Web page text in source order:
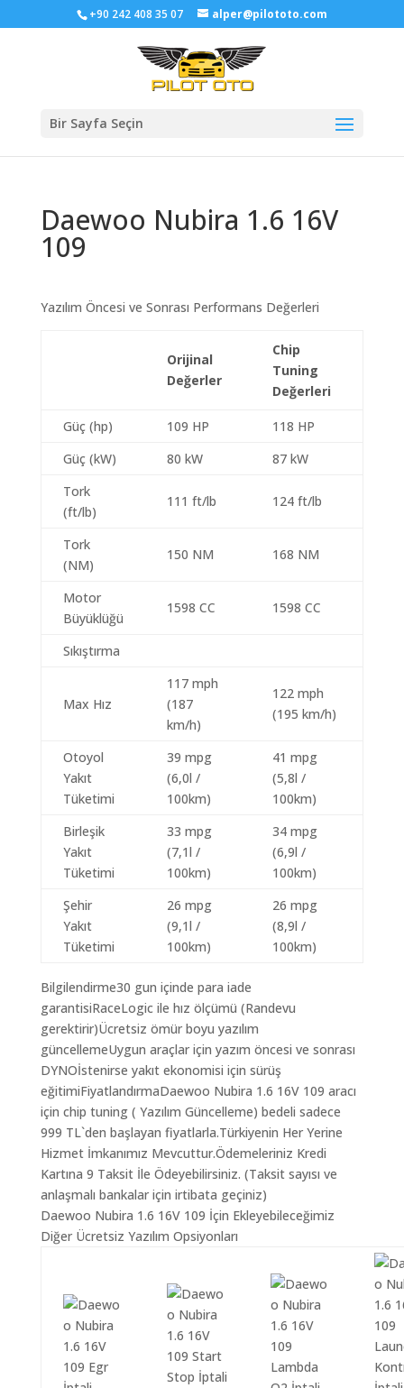
+90 242 408 35 07 alper@pilototo.com
Bir Sayfa Seçin
Daewoo Nubira 1.6 16V
109
Yazılım Öncesi ve Sonrası Performans Değerleri
Orijinal
Değerler
Chip
Tuning
Değerleri
Güç (hp) 109 HP
118 HP
Güç (kW)
80 kW
87 kW
Tork
(ft/lb)
111 ft/lb 124 ft/lb
Tork
(NM)
150 NM 168 NM
Motor
Büyüklüğü
1598 CC 1598 CC
Sıkıştırma
Max Hız
117 mph
(187
km/h)
122 mph
(195 km/h)
Otoyol
Yakıt
Tüketimi
39 mpg
(6,0l /
100km)
41 mpg
(5,8l /
100km)
Birleşik
Yakıt
Tüketimi
33 mpg
(7,1l /
100km)
34 mpg
(6,9l /
100km)
Şehir
Yakıt
Tüketimi
26 mpg
(9,1l /
100km)
26 mpg
(8,9l /
100km)
Bilgilendirme30 gun içinde para iade
garantisiRaceLogic ile hız ölçümü (Randevu
gerektirir)Ücretsiz ömür boyu yazılım
güncellemeUygun araçlar için yazım öncesi ve sonrası
DYNOİstenirse yakıt ekonomisi için sürüş
eğitimiFiyatlandırmaDaewoo Nubira 1.6 16V 109 aracı
için chip tuning ( Yazılım Güncelleme) bedeli sadece
999 TL`den başlayan fiyatlarla.Türkiyenin Her Yerine
Hizmet İmkanımız Mevcuttur.Ödemeleriniz Kredi
Kartına 9 Taksit İle Ödeyebilirsiniz. (Taksit sayısı ve
anlaşmalı bankalar için irtibata geçiniz)
Daewoo Nubira 1.6 16V 109 İçin Ekleyebileceğimiz
Diğer Ücretsiz Yazılım Opsiyonları